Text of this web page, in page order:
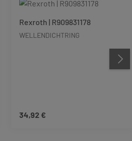
Rexroth | R909831178
WELLENDICHTRING
Regulärer Preis:
34,92 €